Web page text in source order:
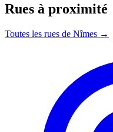
Rues à proximité
Toutes les rues de Nîmes →